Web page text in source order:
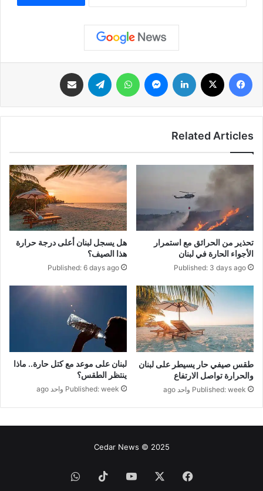
فيسبوك لينكدإن ماسنجر واتساب تيلقرام
Related Articles
تحذير من الحرائق مع استمرار
الأجواء الحارة في لبنان
Published: 3 days ago
هل يسجل لبنان أعلى درجة حرارة
هذا الصيف؟
Published: 6 days ago
طقس صيفي حار يسيطر على لبنان
والحرارة تواصل الارتفاع
Published: week واحد ago
لبنان على موعد مع كتل حارة.. ماذا
ينتظر الطقس؟
Published: week واحد ago
Cedar News © 2025
فيسبوك ‫YouTube
‫TikTokواتساب